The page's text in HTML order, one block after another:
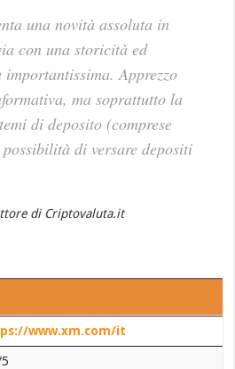
una novità assoluta in
con una storicità ed
importantissima. Apprezzo
ma soprattutto la
di deposito (comprese
di versare depositi
di Criptovaluta.it
www.xm.com/it